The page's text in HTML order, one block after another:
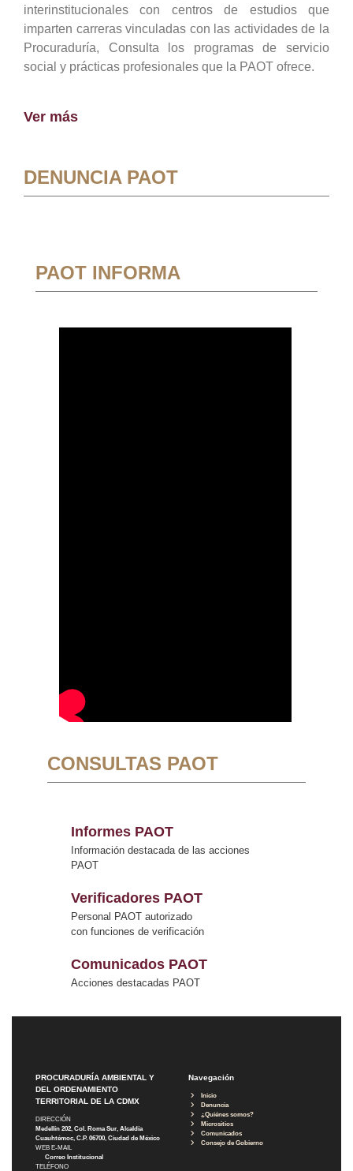
interinstitucionales con centros de estudios que
imparten carreras vinculadas con las actividades de la
Procuraduría, Consulta los programas de servicio
social y prácticas profesionales que la PAOT ofrece.
Ver más
DENUNCIA PAOT
PAOT INFORMA
CONSULTAS PAOT
Informes PAOT
Información destacada de las acciones
PAOT
Verificadores PAOT
Personal PAOT autorizado
con funciones de verificación
Comunicados PAOT
Acciones destacadas PAOT
PROCURADURÍA AMBIENTAL Y
DEL ORDENAMIENTO
TERRITORIAL DE LA CDMX
DIRECCIÓN
Medellín 202, Col. Roma Sur, Alcaldía
Cuauhtémoc, C.P. 06700, Ciudad de México
WEB E-MAIL
Correo Institucional
TELÉFONO
Navegación
Inicio
Denuncia
¿Quiénes somos?
Micrositios
Comunicados
Consejo de Gobierno